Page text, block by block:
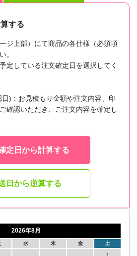
する
ージ上部）にて商品の各仕様（必須項
。
定している注文確定日を選択してく
)：お見積もり金額や注文内容、印
確認いただき、ご注文内容を確定し
定日から計算する
日から逆算する
2026年8月
水 木 金 土
1